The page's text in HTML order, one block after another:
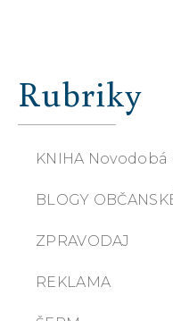
Rubriky
KNIHA
BLOGY
ZPRAVODAJ
REKLAMA